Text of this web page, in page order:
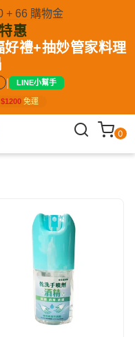
+ 66 購物金
惠
禮+抽妙管家料理
| LINE小幫手
$1200 免運
0